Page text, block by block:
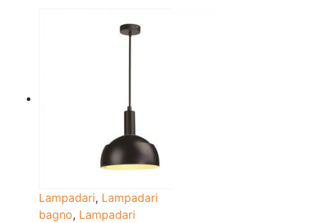
Lampadari, Lampadari
bagno, Lampadari